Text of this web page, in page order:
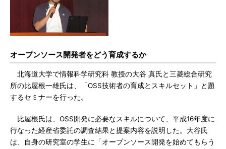
オープンソース開発者をどう育成するか
北海道大学で情報科学研究科 教授の大谷 真氏と三菱総合研究
所の比屋根一雄氏は、「OSS技術者の育成とスキルセット」と題
するセミナーを行った。
比屋根氏は、OSS開発に必要なスキルについて、平成16年度に
行なった経産省委託の調査結果と提案内容を説明した。大谷氏
は、自身の研究室の学生に「オープンソース開発を始めてもらう